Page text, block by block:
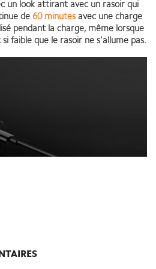
un look attirant avec un rasoir qui
de 60 minutesavec une charge
pendant la charge, même lorsque
faible que le rasoir ne s'allume pas.